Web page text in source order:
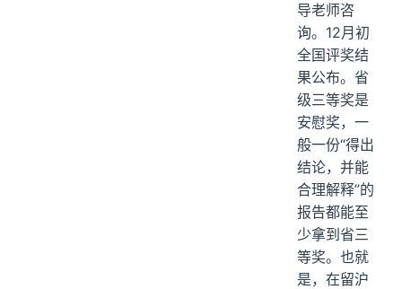
导老师咨
询。12月初
全国评奖结
果公布。省
级三等奖是
安慰奖，一
般一份“得出
结论，并能
合理解释”的
报告都能至
少拿到省三
等奖。也就
是，在留沪